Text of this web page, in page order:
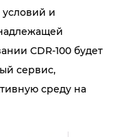
и
CDR-100 будет
сервис,
среду на